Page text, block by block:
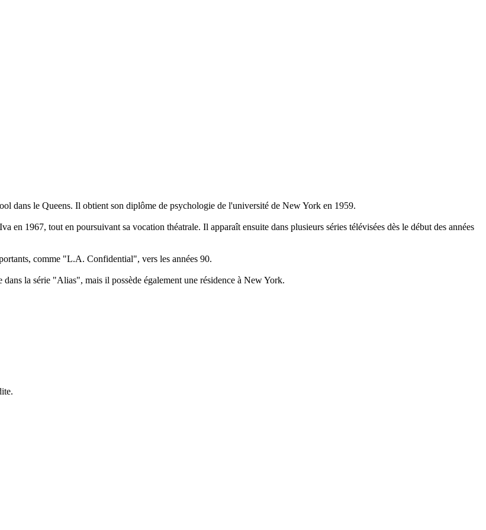
dans le Queens. Il obtient son diplôme de psychologie de l'université de New York en 1959.
en 1967, tout en poursuivant sa vocation théatrale. Il apparaît ensuite dans plusieurs séries télévisées dès le début des années
comme "L.A. Confidential", vers les années 90.
la série "Alias", mais il possède également une résidence à New York.